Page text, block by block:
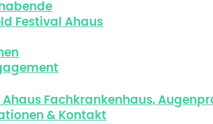
Festival Ahaus
Fachkrankenhaus,
& Kontakt